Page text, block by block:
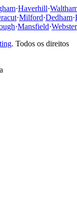
·Haverhill·
·Milford·Dedham·
·Mansfield·Webster
. Todos os direitos